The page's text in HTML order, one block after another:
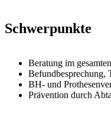
Schwerpunkte
Beratung im
Befundbesprechung,
BH- und
Prävention durch